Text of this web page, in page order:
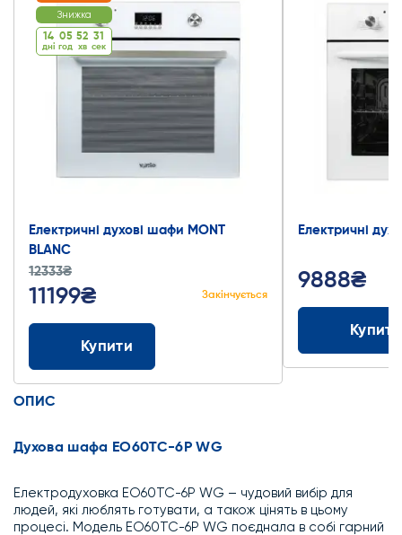
Знижка
14
дні
05
год
52
хв
30
cек
Електричні духові шафи MONT
BLANC
12333₴
11199₴ Закінчується
Купити
Електричні
9888₴
Купити
ОПИС
Духова шафа EO60TC-6P WG
Електродуховка EO60TC-6P WG – чудовий вибір для
людей, які люблять готувати, а також цінять в цьому
процесі. Модель EO60TC-6P WG поєднала в собі гарний